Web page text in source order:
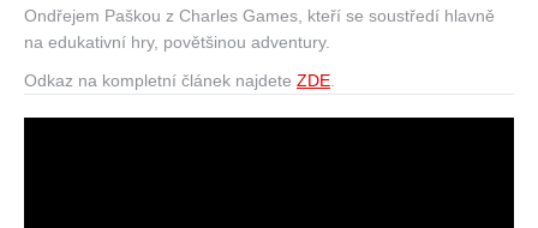
top
Ondřejem Paškou z Charles Games, kteří se soustředí hlavně
na edukativní hry, povětšinou adventury.
Odkaz na kompletní článek najdete ZDE